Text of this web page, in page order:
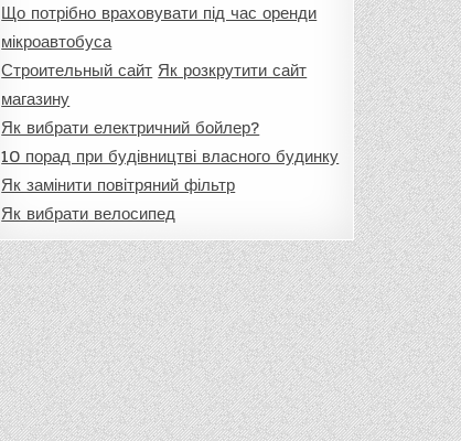
Що потрібно враховувати під час оренди
мікроавтобуса
Строительный сайт Як розкрутити сайт
магазину
Як вибрати електричний бойлер?
10 порад при будівництві власного будинку
Як замінити повітряний фільтр
Як вибрати велосипед